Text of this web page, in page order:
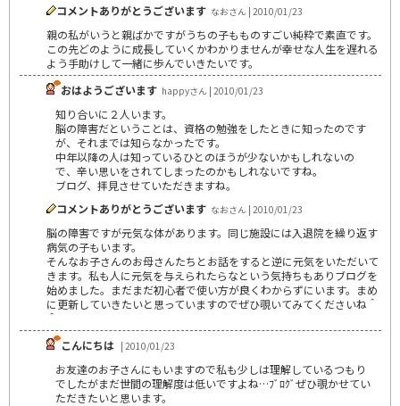
コメントありがとうございます なおさん | 2010/01/23
親の私がいうと親ばかですがうちの子もものすごい純粋で素直です。
この先どのように成長していくかわかりませんが幸せな人生を遅れる
よう手助けして一緒に歩んでいきたいです。
おはようございます happyさん | 2010/01/23
知り合いに２人います。
脳の障害だということは、資格の勉強をしたときに知ったのです
が、それまでは知らなかったです。
中年以降の人は知っているひとのほうが少ないかもしれないの
で、辛い思いをされてしまったのかもしれないですね。
ブログ、拝見させていただきますね。
コメントありがとうございます なおさん | 2010/01/23
脳の障害ですが元気な体があります。同じ施設には入退院を繰り返す
病気の子もいます。
そんなお子さんのお母さんたちとお話をすると逆に元気をいただいて
きます。私も人に元気を与えられたらなという気持ちもありブログを
始めました。まだまだ初心者で使い方が良くわからずにいます。まめ
に更新していきたいと思っていますのでぜひ覗いてみてくださいね＾
＾
こんにちは | 2010/01/23
お友達のお子さんにもいますので私も少しは理解しているつもり
でしたがまだ世間の理解度は低いですよね…ﾌﾞﾛｸﾞぜひ覗かせてい
ただきたいと思います。